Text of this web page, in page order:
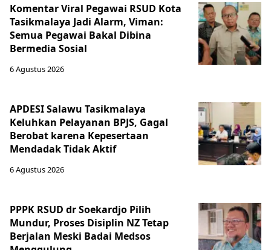
Komentar Viral Pegawai RSUD Kota
Tasikmalaya Jadi Alarm, Viman:
Semua Pegawai Bakal Dibina
Bermedia Sosial
6 Agustus 2026
APDESI Salawu Tasikmalaya
Keluhkan Pelayanan BPJS, Gagal
Berobat karena Kepesertaan
Mendadak Tidak Aktif
6 Agustus 2026
PPPK RSUD dr Soekardjo Pilih
Mundur, Proses Disiplin NZ Tetap
Berjalan Meski Badai Medsos